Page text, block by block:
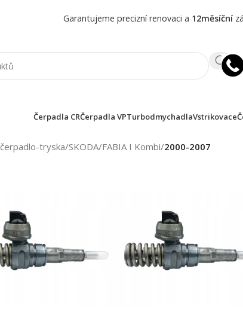
Garantujeme precizní renovaci a 12měsíční
Čerpadla CRČerpadla VPTurbodmychadlaVstrikovace
čerpadlo-tryska/SKODA/FABIA I Kombi/2000-2007